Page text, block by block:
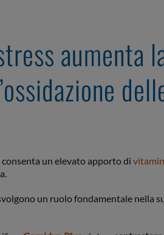
aumenta
consenta un elevato apporto di
un ruolo fondamentale nella